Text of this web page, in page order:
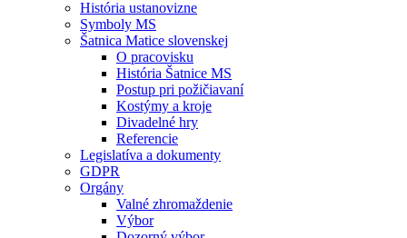
História ustanovizne
Symboly MS
Šatnica Matice slovenskej
O pracovisku
História Šatnice MS
Postup pri požičiavaní
Kostýmy a kroje
Divadelné hry
Referencie
Legislatíva a dokumenty
GDPR
Orgány
Valné zhromaždenie
Výbor